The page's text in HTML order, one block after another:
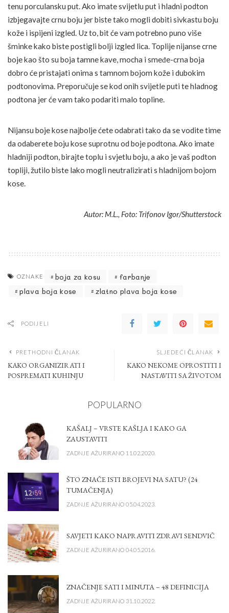
tenu porculansku put. Ako imate svijetlu put i hladni podton
izbjegavajte crnu boju jer biste tako mogli dobiti sivkastu boju
kože i ispijeni izgled. Uz to, bit će vam potrebno puno više
šminke kako biste postigli bolji izgled lica. Toplije nijanse crne
boje kao što su boja tamne kave, mocha i smeđe-crna boja
dobro će pristajati onima s tamnom bojom kože i dubokim
podtonovima. Preporučuje se kod onih svijetle puti te hladnog
podtona jer će vam tako podariti malo topline.
Nijansu boje kose najbolje ćete odabrati tako da se vodite time
da odaberete boju kose suprotnu od boje podtona. Ako imate
hladniji podton, birajte toplu i svjetlu boju, a ako je vaš podton
topliji, žutilo biste lako mogli neutralizirati s hladnijom bojom
kose.
Autor: M.L., Foto: Trifonov Igor/Shutterstock
OZNAKE boja za kosu
farbanje
plava boja kose
zlatno plava boja kose
PODIJELI
PRETHODNI ČLANAK
KAKO ORGANIZIRATI I
POSPREMATI KUHINJU
SLJEDEĆI ČLANAK
KAKO NEKOME OPROSTITI I
NASTAVITI SA ŽIVOTOM
POPULARNO
KAŠALJ – VRSTE KAŠLJA I KAKO GA
ZAUSTAVITI
ZADNJE AŽURIRANO 11.02.2020.
ŠTO ZNAČE ISTI BROJEVI NA SATU? (24
TUMAČENJA)
ZADNJE AŽURIRANO 05.04.2023.
SAVJETI KAKO NAPRAVITI ZDRAVI SENDVIČ
ZADNJE AŽURIRANO 04.05.2016.
ZNAČENJE SATI I MINUTA – 48 DEFINICIJA
ZADNJE AŽURIRANO 31.10.2022.